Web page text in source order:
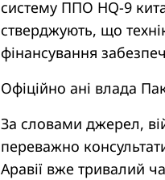
систему ППО HQ-9
стверджують, що
фінансування
Офіційно ані влада
За словами джерел,
переважно
Аравії вже тривалий